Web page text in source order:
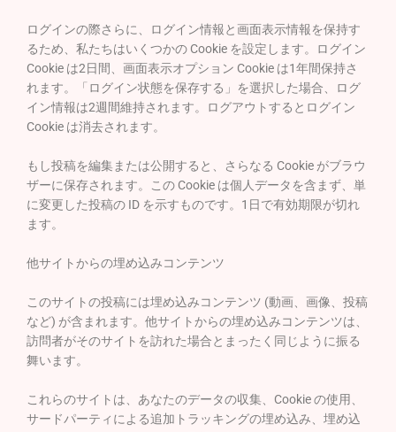
ログインの際さらに、ログイン情報と画面表示情報を保持す
るため、私たちはいくつかの Cookie を設定します。ログイン
Cookie は2日間、画面表示オプション Cookie は1年間保持さ
れます。「ログイン状態を保存する」を選択した場合、ログ
イン情報は2週間維持されます。ログアウトするとログイン
Cookie は消去されます。
もし投稿を編集または公開すると、さらなる Cookie がブラウ
ザーに保存されます。この Cookie は個人データを含まず、単
に変更した投稿の ID を示すものです。1日で有効期限が切れ
ます。
他サイトからの埋め込みコンテンツ
このサイトの投稿には埋め込みコンテンツ (動画、画像、投稿
など) が含まれます。他サイトからの埋め込みコンテンツは、
訪問者がそのサイトを訪れた場合とまったく同じように振る
舞います。
これらのサイトは、あなたのデータの収集、Cookie の使用、
サードパーティによる追加トラッキングの埋め込み、埋め込